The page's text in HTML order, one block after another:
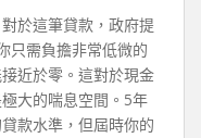
於這筆貸款，政府提
只需負擔非常低微的
近於零。這對於現金
大的喘息空間。5年
款水準，但屆時你的